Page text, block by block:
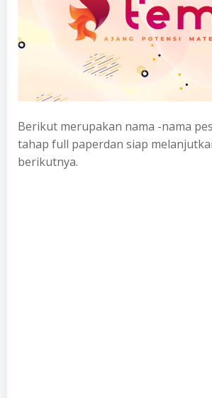
Berikut merupakan nama -nama
tahap full paperdan siap
berikutnya.